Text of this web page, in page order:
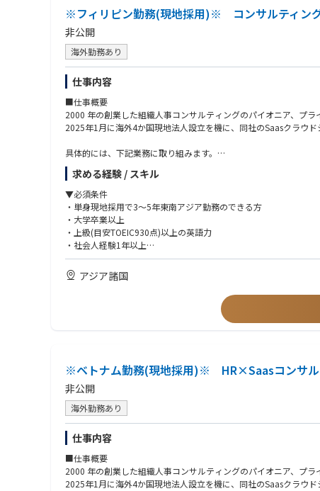
※フィリピン勤務(現地採用)※ コンサルティン
非公開
海外勤務あり
仕事内容
■仕事概要
2000 年の創業した組織人事コンサルティングのパイオニア、プラ
2025年1月に海外4か国現地法人設立を機に、同社のSaasクラウ
具体的には、下記業務に取り組みます。
・新規開拓営業(商談先は現地MDクラス)
・クライアント企業の組織課題をサーベイで把握する
・強み・弱みに基づいた組織改善施策をご提案する
・改善に向けた側面サポートを実施する
※昇格などの役割変更に伴い、担って頂く業務内容が変動する場合
求める経験 / スキル
▼必須条件
・単身現地採用で3～5年東南アジア勤務のできる方
・大学卒業以上
・上級(目安TOEIC930点)以上の英語力
・社会人経験1年以上
・下記いずれかのご経験をお持ちの方
-営業経験（個人、法人に関わらず）
-経営、組織人事、採用・教育に関する職務経験
・チームにおける葛藤や人間関係の難しさなど、チームや人間関
アジア諸国
※ベトナム勤務(現地採用)※ HR×Saasコンサル
非公開
海外勤務あり
仕事内容
■仕事概要
2000 年の創業した組織人事コンサルティングのパイオニア、プラ
2025年1月に海外4か国現地法人設立を機に、同社のSaasクラウ